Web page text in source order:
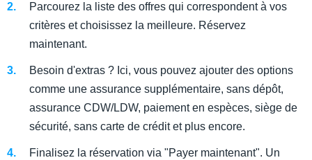
Parcourez la liste des offres qui correspondent à vos
critères et choisissez la meilleure. Réservez
maintenant.
Besoin d'extras ? Ici, vous pouvez ajouter des options
comme une assurance supplémentaire, sans dépôt,
assurance CDW/LDW, paiement en espèces, siège de
sécurité, sans carte de crédit et plus encore.
Finalisez la réservation via "Payer maintenant". Un